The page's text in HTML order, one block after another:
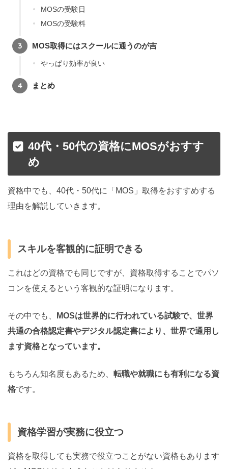
MOSの受験日
MOSの受験料
MOS取得にはスクールに通うのが吉
やっぱり効率が良い
まとめ
40代・50代の資格にMOSがおすす
め
資格中でも、40代・50代に「MOS」取得をおすすめする
理由を解説していきます。
スキルを客観的に証明できる
これはどの資格でも同じですが、資格取得することでパソ
コンを使えるという客観的な証明になります。
その中でも、
MOSは世界的に行われている試験で、世界
共通の合格認定書やデジタル認定書により、世界で通用し
ます資格となっています。
もちろん知名度もあるため、 転職や就職にも有利になる資
格です。
資格学習が実務に役立つ
資格を取得しても実務で役立つことがない資格もあります